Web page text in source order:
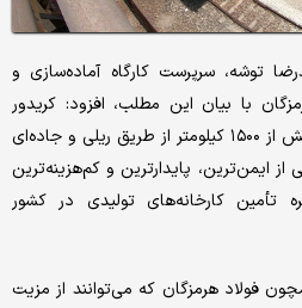
توشه، سرپرست کارگاه آماده‌سازی و
با بیان این مطلب، افزود: کریدور
شمال به جنوب کشور به طول بیش از ۱۵۰۰ کیلومتر از طریق ریلی و جاده‌ای
ایمن‌ترین، پایدارترین و کم‌هزینه‌ترین
کارخانه‌های تولیدی در کشور
فولاد هرمزگان که می‌توانند از مزیت